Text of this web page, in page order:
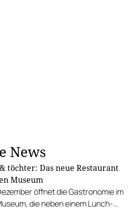
News
töchter: Das neue Restaurant
Museum
öffnet die Gastronomie im
die neben einem Lunch-